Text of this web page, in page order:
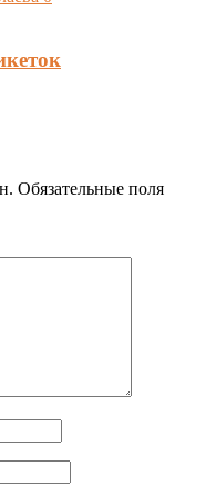
Обязательные поля